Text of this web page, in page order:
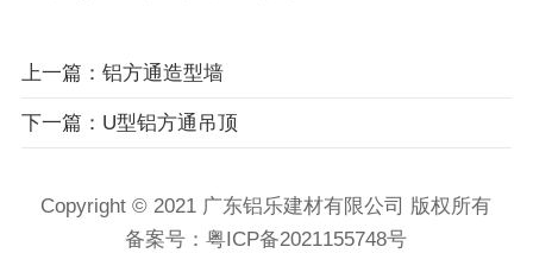
上一篇：铝方通造型墙
下一篇：U型铝方通吊顶
Copyright © 2021 广东铝乐建材有限公司 版权所有
备案号：粤ICP备2021155748号